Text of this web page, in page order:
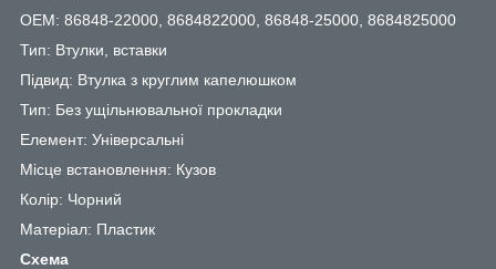
OEM: 86848-22000, 8684822000, 86848-25000, 8684825000
Тип: Втулки, вставки
Підвид: Втулка з круглим капелюшком
Тип: Без ущільнювальної прокладки
Елемент: Універсальні
Місце встановлення: Кузов
Колір: Чорний
Матеріал: Пластик
Схема